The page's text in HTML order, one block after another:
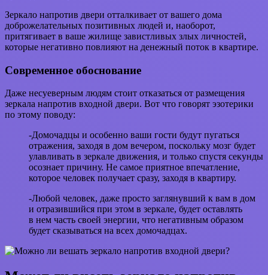
Зеркало напротив двери отталкивает от вашего дома
доброжелательных позитивных людей и, наоборот,
притягивает в ваше жилище завистливых злых личностей,
которые негативно повлияют на денежный поток в квартире.
Современное обоснование
Даже несуеверным людям стоит отказаться от размещения
зеркала напротив входной двери. Вот что говорят эзотерики
по этому поводу:
-Домочадцы и особенно ваши гости будут пугаться
отражения, заходя в дом вечером, поскольку мозг будет
улавливать в зеркале движения, и только спустя секунды
осознает причину. Не самое приятное впечатление,
которое человек получает сразу, заходя в квартиру.
-Любой человек, даже просто заглянувший к вам в дом
и отразившийся при этом в зеркале, будет оставлять
в нем часть своей энергии, что негативным образом
будет сказываться на всех домочадцах.